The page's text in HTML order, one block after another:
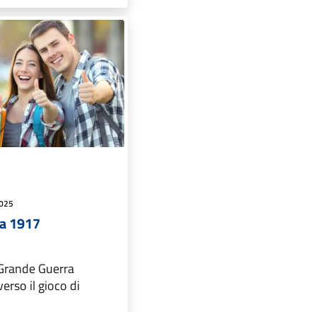
1917
Guerra
il gioco di